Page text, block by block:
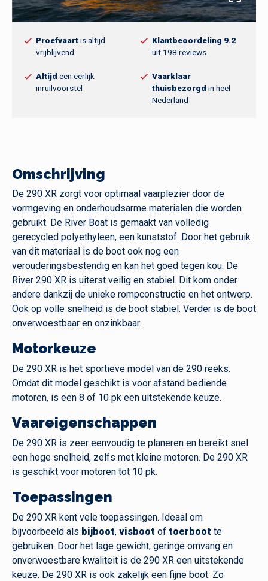
Proefvaartis altijd
vrijblijvend
Klantbeoordeling 9.2
uit 198 reviews
Altijd een eerlijk
inruilvoorstel
Vaarklaar
thuisbezorgd in heel
Nederland
Omschrijving
De 290 XR zorgt voor optimaal vaarplezier door de
vormgeving en onderhoudsarme materialen die worden
gebruikt. De River Boat is gemaakt van volledig
gerecycled polyethyleen, een kunststof. Door het gebruik
van dit materiaal is de boot ook nog een
verouderingsbestendig en kan het goed tegen kou. De
River 290 XR is uiterst veilig en stabiel. Dit kom onder
andere dankzij de unieke rompconstructie en het ontwerp.
Ook op volle snelheid is de boot stabiel. Verder is de boot
onverwoestbaar en onzinkbaar.
Motorkeuze
De 290 XR is het sportieve model van de 290 reeks.
Omdat dit model geschikt is voor afstand bediende
motoren, is een 8 of 10 pk een uitstekende keuze.
Vaareigenschappen
De 290 XR is zeer eenvoudig te planeren en bereikt snel
een hoge snelheid, zelfs met kleine motoren. De 290 XR
is geschikt voor motoren tot 10 pk.
Toepassingen
De 290 XR kent vele toepassingen. Ideaal om
bijvoorbeeld als bijboot, visboot of toerboot te
gebruiken. Door het lage gewicht, geringe omvang en
onverwoestbare kwaliteit is de 290 XR een uitstekende
keuze. De 290 XR is ook zakelijk een fijne boot. Zo